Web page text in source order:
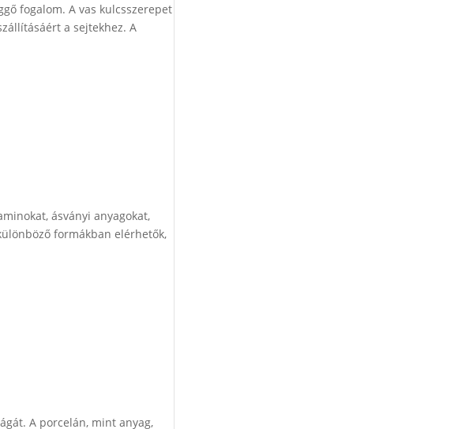
fogalom. A vas kulcsszerepet
a sejtekhez. A
ásványi anyagokat,
formákban elérhetők,
A porcelán, mint anyag,